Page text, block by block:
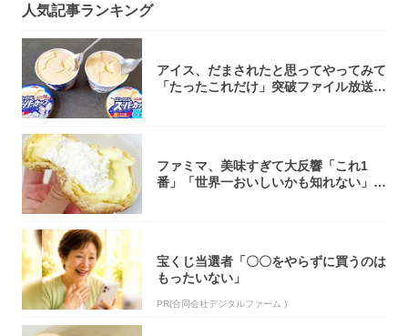
人気記事ランキング
アイス、だまされたと思ってやってみて
「たったこれだけ」突破ファイル放送で
ファミマ、美味すぎて大反響「これ1
番」「世界一おいしいかも知れない」
宝くじ当選者「〇〇をやらずに買うのは
もったいない」
PR(合同会社デジタルファーム )